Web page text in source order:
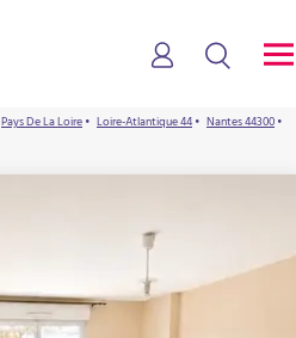
Pays De La Loire• Loire-Atlantique 44• Nantes 44300•